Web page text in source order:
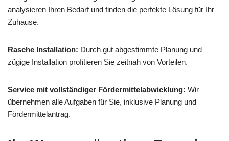
analysieren Ihren Bedarf und finden die perfekte Lösung für Ihr
Zuhause.
Rasche Installation: Durch gut abgestimmte Planung und
zügige Installation profitieren Sie zeitnah von Vorteilen.
Service mit vollständiger Fördermittelabwicklung: Wir
übernehmen alle Aufgaben für Sie, inklusive Planung und
Fördermittelantrag.